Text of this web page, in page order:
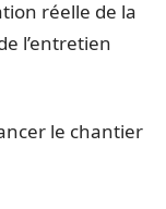
réelle de la
l’entretien
le chantier